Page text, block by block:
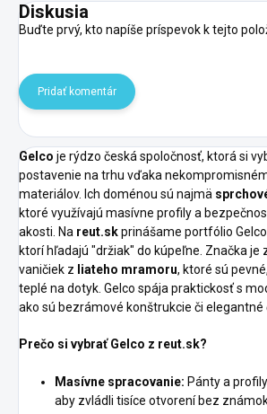
Diskusia
Buďte prvý, kto napíše príspevok k tejto
Pridať komentár
Gelco je rýdzo česká spoločnosť, ktorá si
postavenie na trhu vďaka
materiálov. Ich doménou sú najmä
ktoré využívajú masívne profily a
akosti. Na reut.skprinášame portfólio
ktorí hľadajú "držiak" do kúpeľne. Značka je
vaničiek z liateho mramoru, ktoré sú
teplé na dotyk. Gelco spája praktickosť s
ako sú bezrámové konštrukcie či elegantné
Prečo si vybrať Gelco z reut.sk?
Masívne spracovanie: Pánty a
aby zvládli tisíce otvorení bez